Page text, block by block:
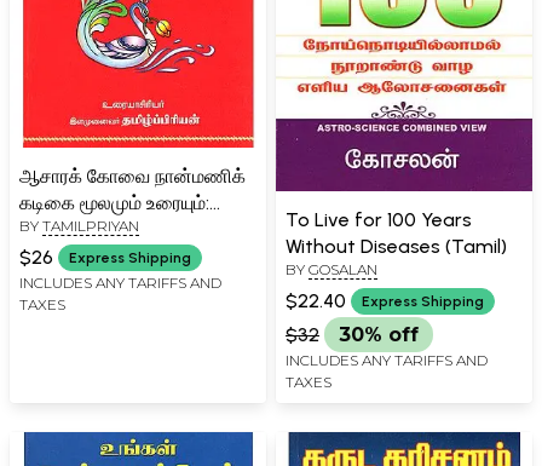
ஆசாரக் கோவை நான்மணிக்
கடிகை மூலமும் உரையும்:
Aacharakivai
Nanmanikadigai Poem
with Four Different Ideas -
Original with Explanation
BY TAMILPRIYAN
$26 Express Shipping
INCLUDES ANY TARIFFS AND
TAXES
To Live for 100 Years
Without Diseases (Tamil)
BY GOSALAN
$22.40 Express Shipping
$32 30% off
INCLUDES ANY TARIFFS AND
TAXES